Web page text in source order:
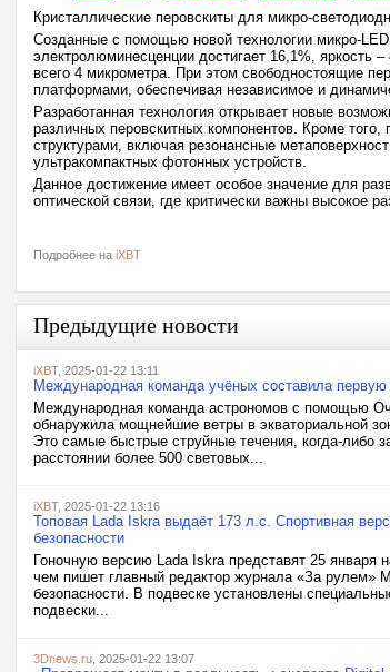
Кристаллические перовскиты для микро-
Созданные с помощью новой технологии микро-
электролюминесценции достигает 16,1%, яркость
всего 4 микрометра. При этом свободностоящие
платформами, обеспечивая независимое и
Разработанная технология открывает новые
различных перовскитных компонентов. Кроме
структурами, включая резонансные
ультракомпактных фотонных устройств.
Данное достижение имеет особое значение для
оптической связи, где критически важны высокое
Подробнее на iXBT
Предыдущие новости
iXBT, 2025-01-22 13:11
Международная команда учёных составила первую
Международная команда астрономов с помощью
обнаружила мощнейшие ветры в экваториальной
Это самые быстрые струйные течения, когда-либо
расстоянии более 500 световых...
iXBT, 2025-01-22 13:16
Топовая Lada Iskra выдаёт 173 л.с. Спортивная
безопасности
Гоночную версию Lada Iskra представят 25 января
чем пишет главный редактор журнала «За рулем»
безопасности. В подвеске установлены
подвески...
3Dnews.ru , 2025-01-22 13:07